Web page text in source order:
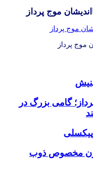
موج پرداز
پرداز
گامی بزرگ در
مخصوص ذوب